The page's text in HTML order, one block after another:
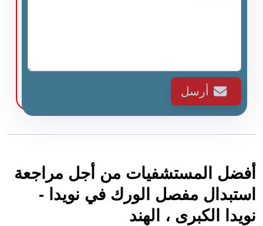
أرسل
أفضل المستشفيات من أجل مراجعة
استبدال مفصل الورك في نويدا -
نويدا الكبرى ، الهند